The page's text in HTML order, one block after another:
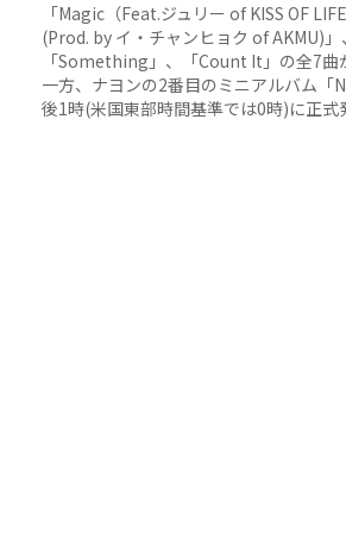
「Magic（Feat.ジュリー of KISS OF
(Prod. by イ・チャンヒョク of AKMU)」、
「Something」、「Count It」の全7曲
一方、ナヨンの2番目のミニアルバム「
後1時(米国東部時間基準では0時)に正式